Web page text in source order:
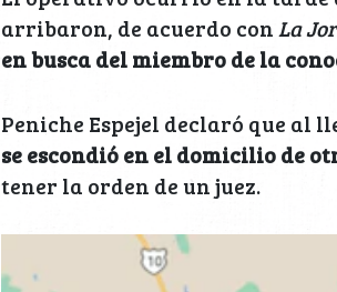
arribaron, de acuerdo conLa
en busca del miembro de la
Peniche Espejel declaró que al
se escondió en el domicilio de
tener la orden de un juez.